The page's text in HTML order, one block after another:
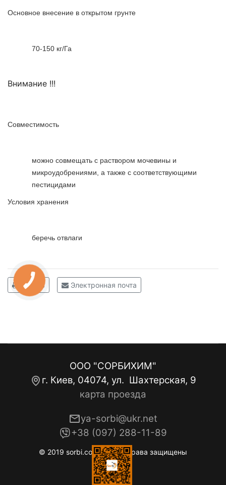
Основное внесение в открытом грунте
70-150 кг/Га
Внимание !!!
Совместимость
можно совмещать с раствором мочевины и
микроудобрениями, а также с соответствующими
пестицидами
Условия хранения
беречь отвлаги
Печать Электронная почта
ООО "СОРБИХИМ"
г. Киев, 04074, ул. Шахтерская, 9
карта проезда
© 2019 sorbi.com.ua. Все права защищены
ya-sorbi@ukr.net
+38 (097) 288-11-89